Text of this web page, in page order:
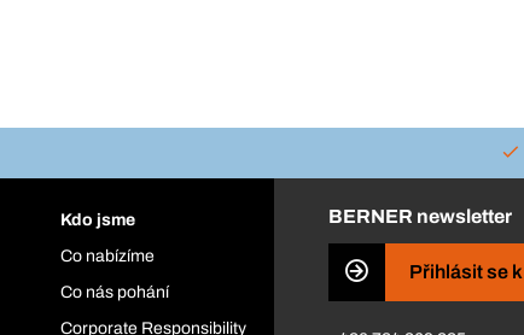
Kdo jsme
Co nabízíme
Co nás pohání
Corporate Responsibility
BERNER newsletter
Přihlásit se